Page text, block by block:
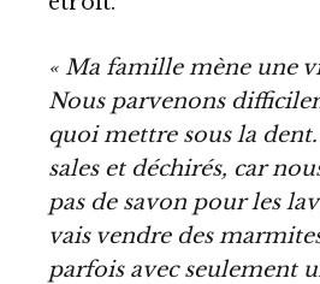
« Ma famille mène une
Nous parvenons
quoi mettre sous la
sales et déchirés, car
pas de savon pour les
vais vendre des
parfois avec seulement